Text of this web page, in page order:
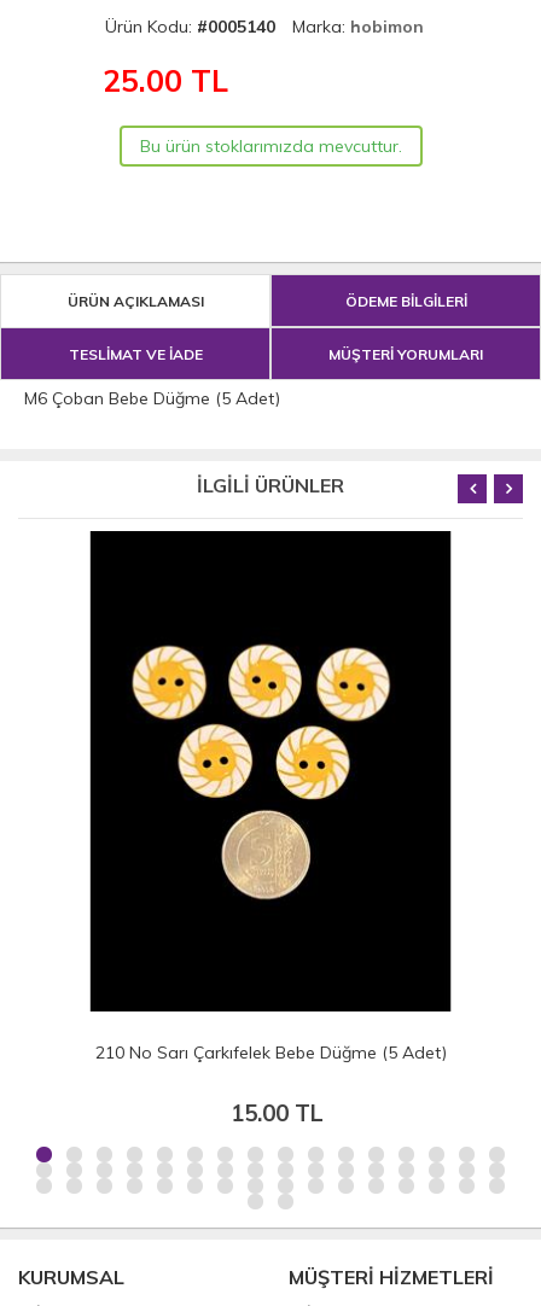
Ürün Kodu: #0005140 Marka: hobimon
25.00 TL
Bu ürün stoklarımızda mevcuttur.
ÜRÜN AÇIKLAMASI ÖDEME BİLGİLERİ
TESLİMAT VE İADE MÜŞTERİ YORUMLARI
M6 Çoban Bebe Düğme (5 Adet)
İLGİLİ ÜRÜNLER
Düğme (5 Adet) 209 No Sarı Gülenyüz Bebe
KURUMSAL MÜŞTERİ HİZMETLERİ